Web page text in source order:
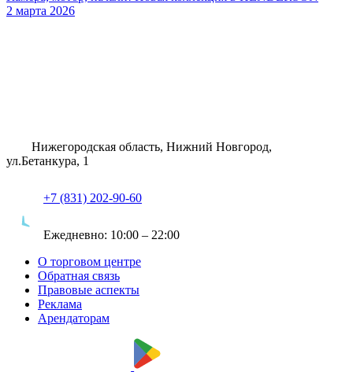
2 марта 2026
Нижегородская область, Нижний Новгород,
ул.Бетанкура, 1
+7 (831) 202-90-60
Ежедневно: 10:00 – 22:00
О торговом центре
Обратная связь
Правовые аспекты
Реклама
Арендаторам